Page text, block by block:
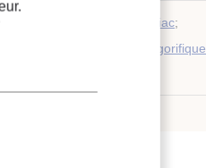
Ammoniac;
Entreposage frigorifique